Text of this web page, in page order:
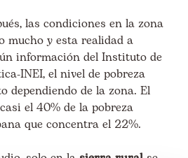
las condiciones en la zona
mucho y esta realidad a
información del Instituto de
INEI, el nivel de pobreza
dependiendo de la zona. El
el 40% de la pobreza
que concentra el 22%.